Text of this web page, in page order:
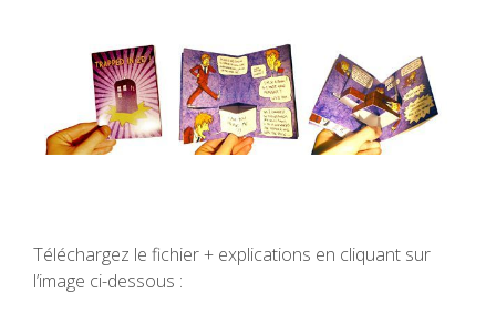
Téléchargez le fichier + explications en cliquant sur
l’image ci-dessous :